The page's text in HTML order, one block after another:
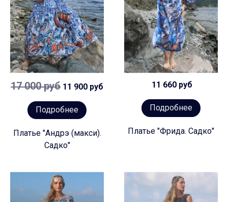
17 000 руб 11 900 руб
Подробнее
Платье "Андрэ (макси).
Садко"
11 660 руб
Подробнее
Платье "Фрида. Садко"